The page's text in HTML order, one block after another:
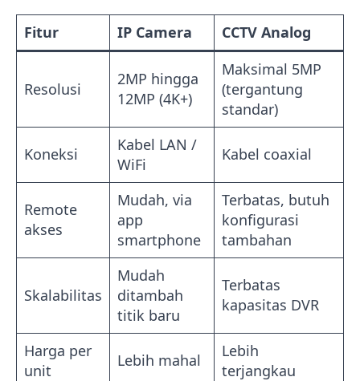
Fitur IP Camera CCTV Analog
Resolusi
2MP hingga
12MP (4K+)
Maksimal 5MP
(tergantung
standar)
Koneksi
Kabel LAN /
WiFi
Kabel coaxial
Remote
akses
Mudah, via
app
smartphone
Terbatas, butuh
konfigurasi
tambahan
Skalabilitas
Mudah
ditambah
titik baru
Terbatas
kapasitas DVR
Harga per
unit
Lebih mahal
Lebih
terjangkau